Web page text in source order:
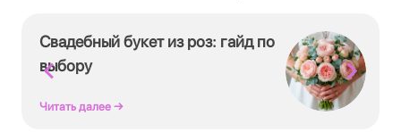
Свадебный букет из роз: гайд по
выбору
Читать далее →